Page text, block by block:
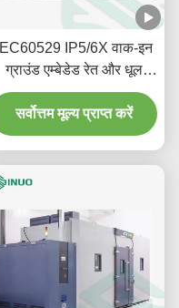
IEC60529 IP5/6X वाक-इन
ग्राउंड एम्बेडेड रेत और धूल
परीक्षण कक्ष
सर्वोत्तम मूल्य प्राप्त करें